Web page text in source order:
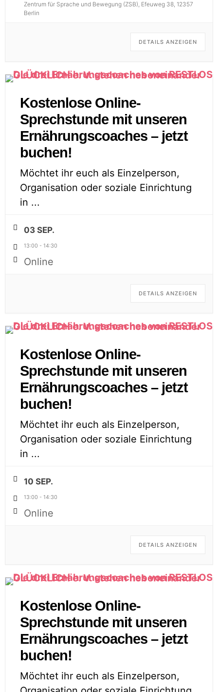
Zentrum für Sprache und Bewegung (ZSB)​, Efeuweg 38, 12357
Berlin​
DETAILS ANZEIGEN
Kostenlose Online-
Sprechstunde mit unseren
Ernährungscoaches – jetzt
buchen!
Möchtet ihr euch als Einzelperson,
Organisation oder soziale Einrichtung
in ...
03 SEP.
13:00 - 14:30
Online
DETAILS ANZEIGEN
Kostenlose Online-
Sprechstunde mit unseren
Ernährungscoaches – jetzt
buchen!
Möchtet ihr euch als Einzelperson,
Organisation oder soziale Einrichtung
in ...
10 SEP.
13:00 - 14:30
Online
DETAILS ANZEIGEN
Kostenlose Online-
Sprechstunde mit unseren
Ernährungscoaches – jetzt
buchen!
Möchtet ihr euch als Einzelperson,